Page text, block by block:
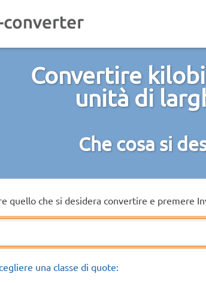
Convertire
unità di
Che cosa si
quello che si desidera convertire e premere
una classe di quote: